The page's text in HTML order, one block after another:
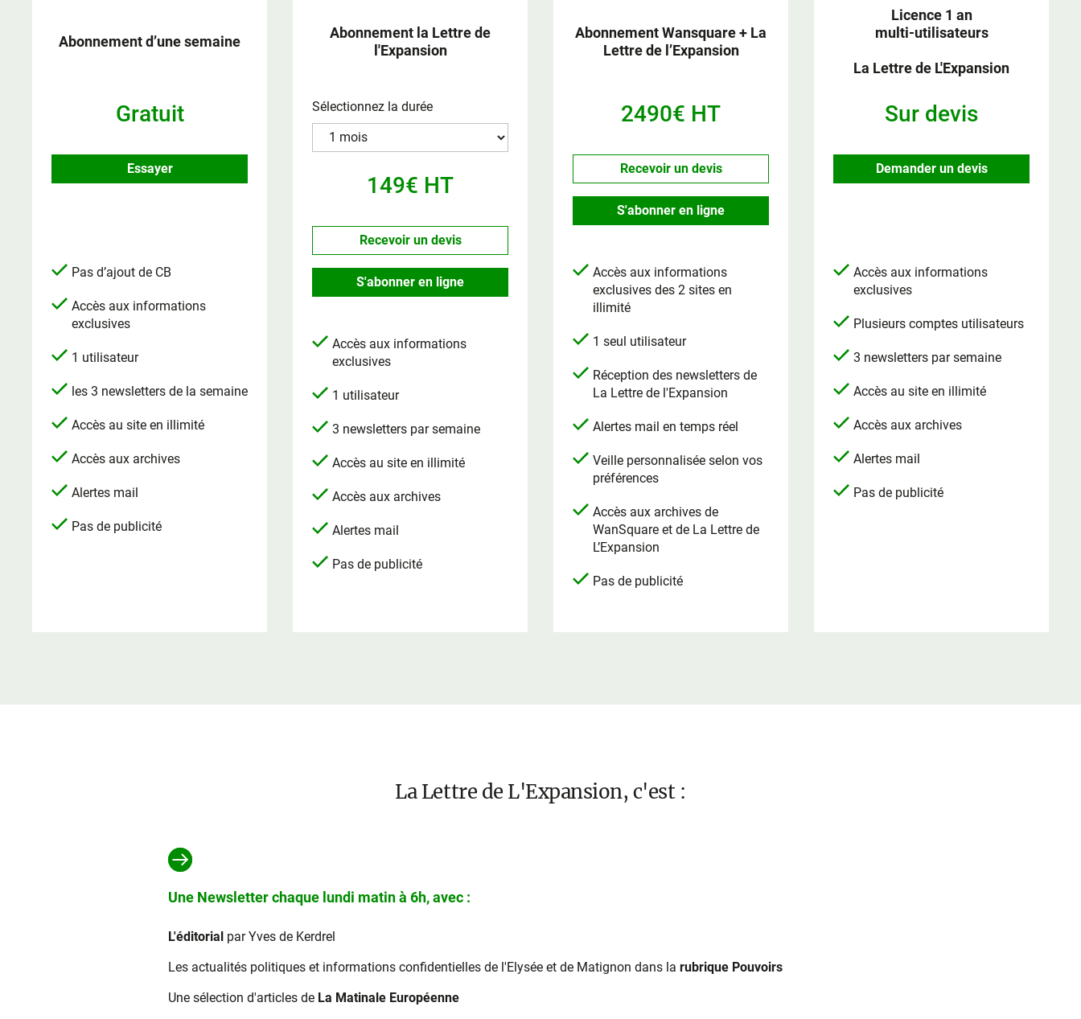
Abonnement d’une semaine
Gratuit
Essayer
Pas d’ajout de CB
Accès aux informations
exclusives
1 utilisateur
les 3 newsletters de la semaine
Accès au site en illimité
Accès aux archives
Alertes mail
Pas de publicité
Abonnement la Lettre de
l'Expansion
Sélectionnez la durée
149€ HT
Recevoir un devis
S'abonner en ligne
Accès aux informations
exclusives
1 utilisateur
3 newsletters par semaine
Accès au site en illimité
Accès aux archives
Alertes mail
Pas de publicité
Abonnement Wansquare + La
Lettre de l’Expansion
2490€ HT
Recevoir un devis
S'abonner en ligne
Accès aux informations
exclusives des 2 sites en
illimité
1 seul utilisateur
Réception des newsletters de
La Lettre de l'Expansion
Alertes mail en temps réel
Veille personnalisée selon vos
préférences
Accès aux archives de
WanSquare et de La Lettre de
L’Expansion
Pas de publicité
Licence 1 an
multi-utilisateurs
La Lettre de L'Expansion
Sur devis
Demander un devis
Accès aux informations
exclusives
Plusieurs comptes utilisateurs
3 newsletters par semaine
Accès au site en illimité
Accès aux archives
Alertes mail
Pas de publicité
La Lettre de L'Expansion, c'est :
Une Newsletter chaque lundi matin à 6h, avec :
L'éditorial par Yves de Kerdrel
Les actualités politiques et informations confidentielles de l'Elysée et de Matignon dans la rubrique Pouvoirs
Une sélection d'articles de La Matinale Européenne